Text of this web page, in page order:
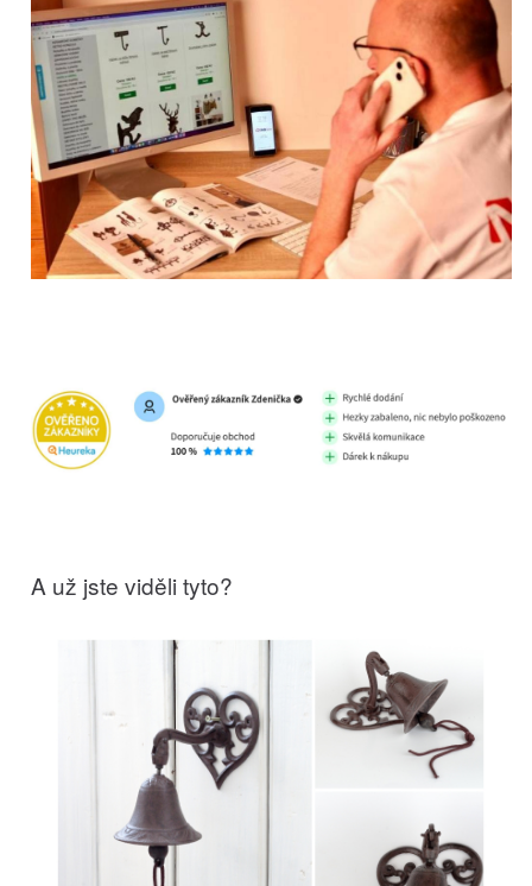
A už jste viděli tyto?